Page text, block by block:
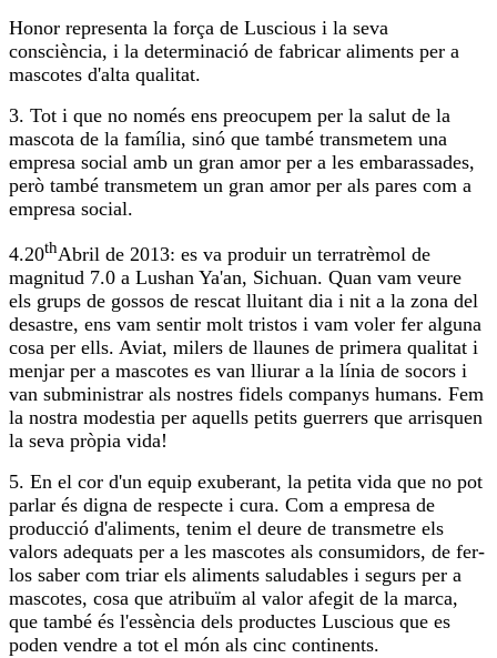
Honor representa la força de Luscious i la seva
consciència, i la determinació de fabricar aliments per a
mascotes d'alta qualitat.
3. Tot i que no només ens preocupem per la salut de la
mascota de la família, sinó que també transmetem una
empresa social amb un gran amor per a les embarassades,
però també transmetem un gran amor per als pares com a
empresa social.
4.20thAbril de 2013: es va produir un terratrèmol de
magnitud 7.0 a Lushan Ya'an, Sichuan. Quan vam veure
els grups de gossos de rescat lluitant dia i nit a la zona del
desastre, ens vam sentir molt tristos i vam voler fer alguna
cosa per ells. Aviat, milers de llaunes de primera qualitat i
menjar per a mascotes es van lliurar a la línia de socors i
van subministrar als nostres fidels companys humans. Fem
la nostra modestia per aquells petits guerrers que arrisquen
la seva pròpia vida!
5. En el cor d'un equip exuberant, la petita vida que no pot
parlar és digna de respecte i cura. Com a empresa de
producció d'aliments, tenim el deure de transmetre els
valors adequats per a les mascotes als consumidors, de fer-
los saber com triar els aliments saludables i segurs per a
mascotes, cosa que atribuïm al valor afegit de la marca,
que també és l'essència dels productes Luscious que es
poden vendre a tot el món als cinc continents.